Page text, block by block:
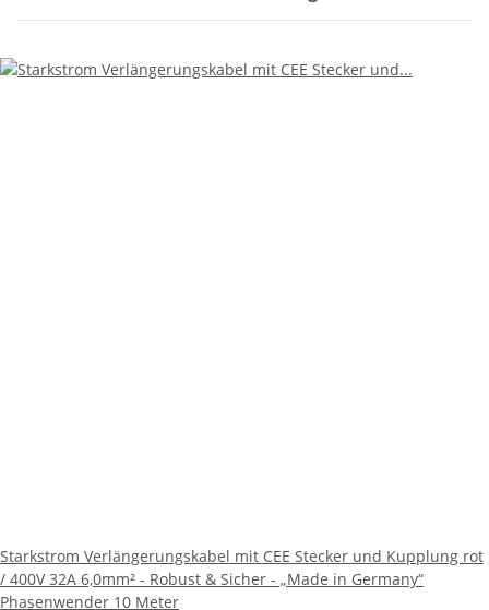
Starkstrom Verlängerungskabel mit CEE Stecker und Kupplung rot
/ 400V 32A 6,0mm² - Robust & Sicher - „Made in Germany“
Phasenwender 10 Meter